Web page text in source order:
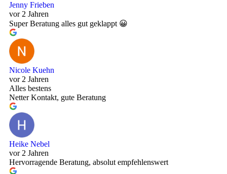
Jenny Frieben
vor 2 Jahren
Super Beratung alles gut geklappt 😀
Nicole Kuehn
vor 2 Jahren
Alles bestens
Netter Kontakt, gute Beratung
Heike Nebel
vor 2 Jahren
Hervorragende Beratung, absolut empfehlenswert